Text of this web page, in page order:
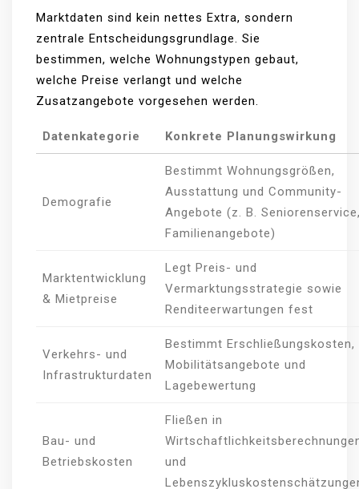
Marktdaten sind kein nettes Extra, sondern
zentrale Entscheidungsgrundlage. Sie
bestimmen, welche Wohnungstypen gebaut,
welche Preise verlangt und welche
Zusatzangebote vorgesehen werden.
Datenkategorie Konkrete Planungswirkung
Demografie
Bestimmt Wohnungsgrößen,
Ausstattung und Community-
Angebote (z. B.
Familienangebote)
Marktentwicklung
& Mietpreise
Legt Preis- und
Vermarktungsstrategie sowie
Renditeerwartungen fest
Verkehrs- und
Infrastrukturdaten
Bestimmt Erschließungskosten,
Mobilitätsangebote und
Lagebewertung
Bau- und
Betriebskosten
Fließen in
und